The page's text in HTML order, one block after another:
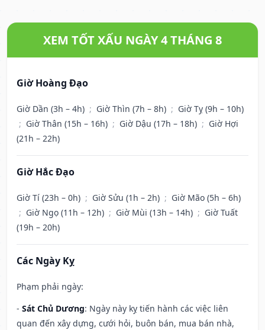
XEM TỐT XẤU NGÀY 4 THÁNG 8
Giờ Hoàng Đạo
Giờ Dần (3h – 4h) ; Giờ Thìn (7h – 8h) ; Giờ Tỵ (9h – 10h)
; Giờ Thân (15h – 16h) ; Giờ Dậu (17h – 18h) ; Giờ Hợi
(21h – 22h)
Giờ Hắc Đạo
Giờ Tí (23h – 0h) ; Giờ Sửu (1h – 2h) ; Giờ Mão (5h – 6h)
; Giờ Ngọ (11h – 12h) ; Giờ Mùi (13h – 14h) ; Giờ Tuất
(19h – 20h)
Các Ngày Kỵ
Phạm phải ngày:
- Sát Chủ Dương: Ngày này kỵ tiến hành các việc liên
quan đến xây dựng, cưới hỏi, buôn bán, mua bán nhà,